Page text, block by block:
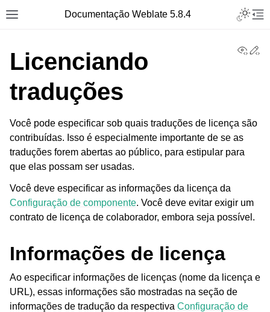
Toggle site navigation sidebar
Documentação Weblate 5.8.4 Toggle
Licenciando
traduções
Você pode especificar sob quais traduções de licença são
contribuídas. Isso é especialmente importante de se as
traduções forem abertas ao público, para estipular para
que elas possam ser usadas.
Você deve especificar as informações da licença da
Configuração de componente. Você deve evitar exigir um
contrato de licença de colaborador, embora seja possível.
Informações de licença
Ao especificar informações de licenças (nome da licença e
URL), essas informações são mostradas na seção de
informações de tradução da respectiva Configuração de